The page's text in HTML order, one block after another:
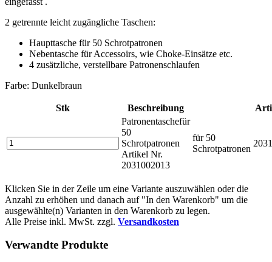
2 getrennte leicht zugängliche Taschen:
Haupttasche für 50 Schrotpatronen
Nebentasche für Accessoirs, wie Choke-Einsätze etc.
4 zusätzliche, verstellbare Patronenschlaufen
Farbe: Dunkelbraun
Stk Beschreibung
Patronentaschefür
50
Schrotpatronen
Artikel Nr.
2031002013
für 50
Schrotpatronen
Klicken Sie in der Zeile um eine Variante auszuwählen oder die
Anzahl zu erhöhen und danach auf "In den Warenkorb" um die
ausgewählte(n) Varianten in den Warenkorb zu legen.
Alle Preise inkl. MwSt. zzgl. Versandkosten
Verwandte Produkte